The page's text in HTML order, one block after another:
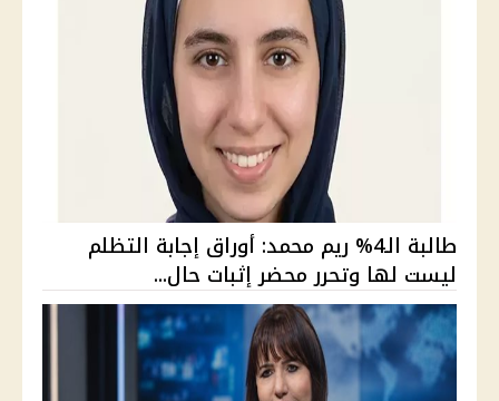
طالبة الـ4% ريم محمد: أوراق إجابة التظلم
ليست لها وتحرر محضر إثبات حال...